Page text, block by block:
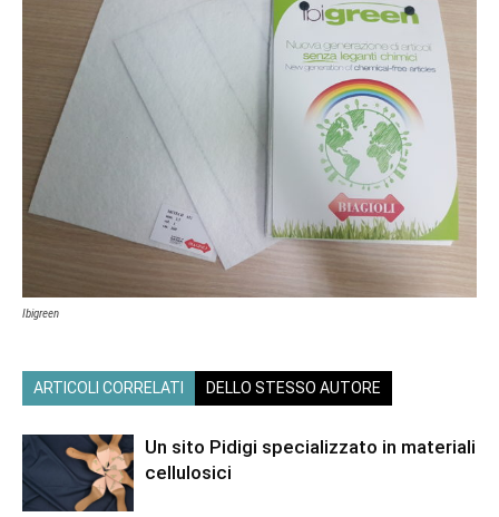
Ibigreen
ARTICOLI CORRELATI DELLO STESSO AUTORE
Un sito Pidigi specializzato in materiali
cellulosici